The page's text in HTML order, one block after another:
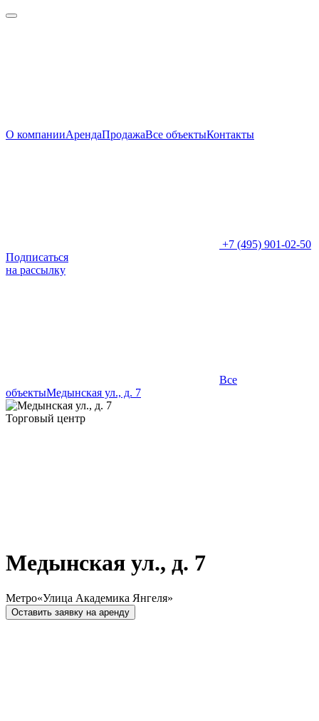
О компанииАрендаПродажаВсе объектыКонтакты
+7 (495) 901-02-50
Подписаться
на рассылку
Все
объектыМедынская ул., д. 7
Торговый центр
Медынская ул., д. 7
Метро«Улица Академика Янгеля»
Оставить заявку на аренду